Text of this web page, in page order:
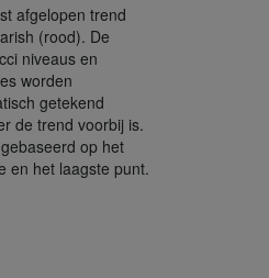
afgelopen trend
(rood). De
niveaus en
worden
getekend
de trend voorbij is.
op het
en het laagste punt.